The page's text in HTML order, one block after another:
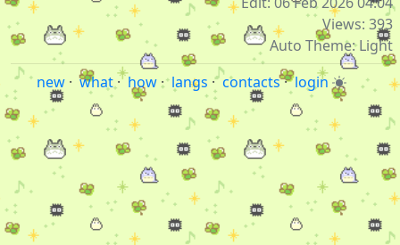
Views: 393
Auto Theme: Light
new · what · how · langs · contacts·login